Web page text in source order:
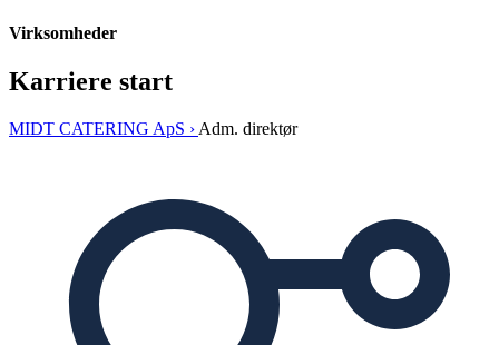
Virksomheder
Karriere start
MIDT CATERING ApS › Adm. direktør